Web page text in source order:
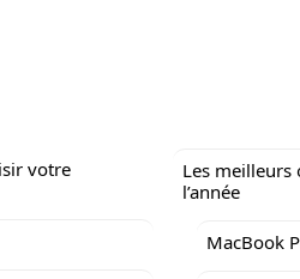
votre
Les meilleurs
l’année
MacBook